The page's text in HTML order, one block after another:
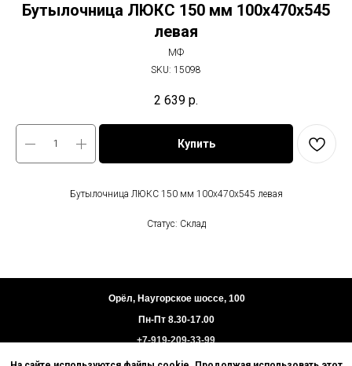
Бутылочница ЛЮКС 150 мм 100х470х545
левая
МФ
SKU: 15098
2 639 р.
Купить
Бутылочница ЛЮКС 150 мм 100х470х545 левая
Статус: Склад
Орёл, Наугорское шоссе, 100
Пн-Пт 8.30-17.00
+7-919-209-33-99